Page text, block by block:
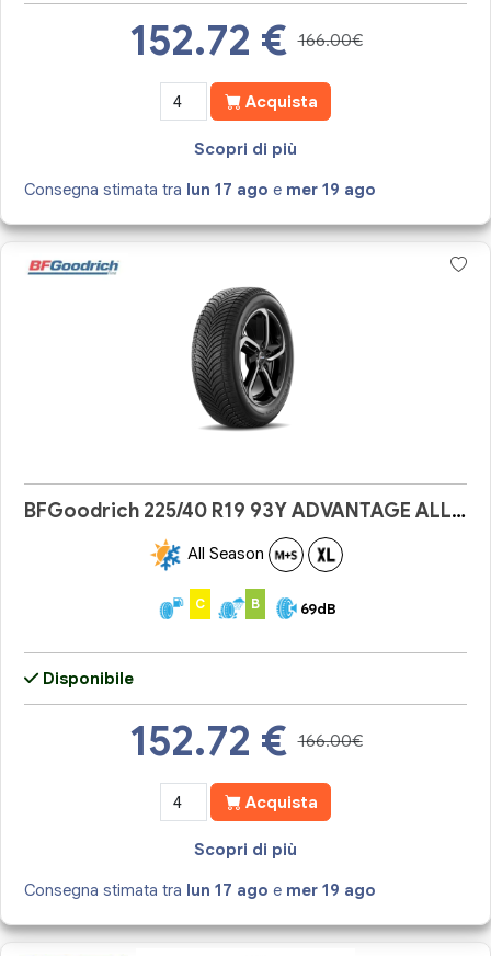
152.72 € 166.00€
Acquista
Scopri di più
Consegna stimata tra lun 17 ago e mer 19 ago
BFGoodrich 225/40 R19 93Y ADVANTAGE ALL-SEASON
All Season
C B 69dB
Disponibile
152.72 € 166.00€
Acquista
Scopri di più
Consegna stimata tra lun 17 ago e mer 19 ago